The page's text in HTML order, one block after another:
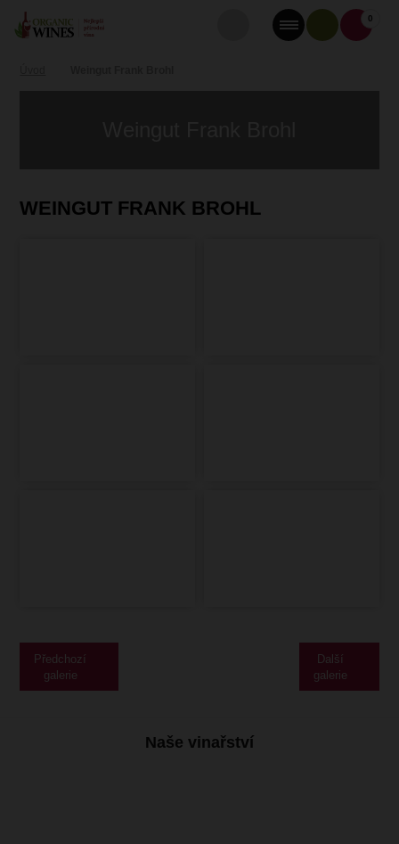
0
WEINGUT FRANK BROHL
Další
galerie
Předchozí
galerie
Naše vinařství